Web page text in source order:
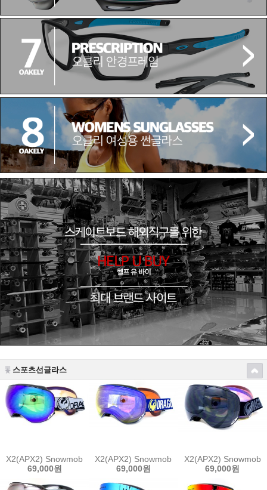
스포츠선글라스
X2(APX2) Snowmobile Optimus Grey
69,000원
X2(APX2) Snowmobile Flash Blue
69,000원
X2(APX2)
69,000원